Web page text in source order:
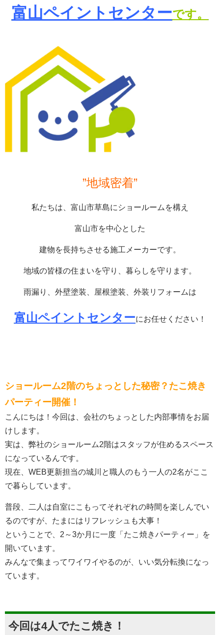
富山ペイントセンターです。
”地域密着”
私たちは、富山市草島にショールームを構え
富山市を中心とした
建物を長持ちさせる施工メーカーです。
地域の皆様の住まいを守り、暮らしを守ります。
雨漏り、外壁塗装、屋根塗装、外装リフォームは
富山ペイントセンターにお任せください！
ショールーム2階のちょっとした秘密？たこ焼き
パーティー開催！
こんにちは！今回は、会社のちょっとした内部事情をお届
けします。
実は、弊社のショールーム2階はスタッフが住めるスペース
になっているんです。
現在、WEB更新担当の城川と職人のもう一人の2名がここ
で暮らしています。
普段、二人は自室にこもってそれぞれの時間を楽しんでい
るのですが、たまにはリフレッシュも大事！
ということで、2～3か月に一度「たこ焼きパーティー」を
開いています。
みんなで集まってワイワイやるのが、いい気分転換になっ
ています。
今回は4人でたこ焼き！